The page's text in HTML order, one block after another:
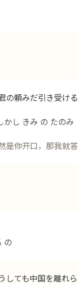
の頼みだ引き受ける
かし きみ の たのみ
是你开口，那我就答
の
しても中国を離れら